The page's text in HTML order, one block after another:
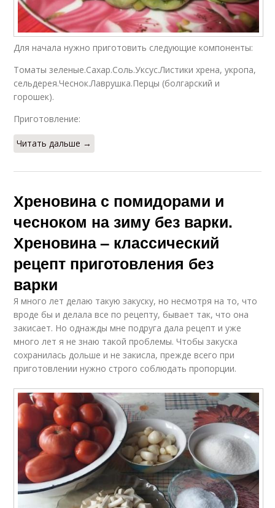
Для начала нужно приготовить следующие компоненты:
Томаты зеленые.Сахар.Соль.Уксус.Листики хрена, укропа,
сельдерея.Чеснок.Лаврушка.Перцы (болгарский и
горошек).
Приготовление:
Читать дальше →
Хреновина с помидорами и
чесноком на зиму без варки.
Хреновина – классический
рецепт приготовления без
варки
Я много лет делаю такую закуску, но несмотря на то, что
вроде бы и делала все по рецепту, бывает так, что она
закисает. Но однажды мне подруга дала рецепт и уже
много лет я не знаю такой проблемы. Чтобы закуска
сохранилась дольше и не закисла, прежде всего при
приготовлении нужно строго соблюдать пропорции.